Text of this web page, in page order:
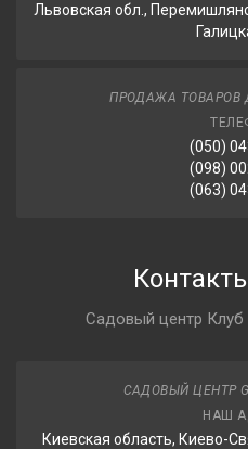
Львовская обл.,
ПРОДАЖА ТОВАРОВ
(050)
(098)
(063)
Садовый центр Клуб
САДОВЫЙ ЦЕНТР
НАШ
Киевская область, Киево-